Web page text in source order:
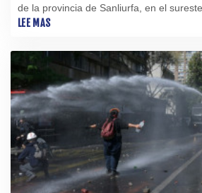
de la provincia de Sanliurfa, en el
el gobernador local.
LEE MAS